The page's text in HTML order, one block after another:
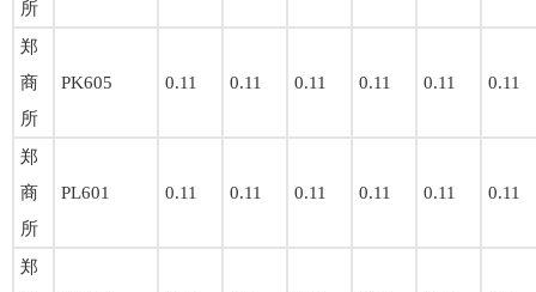
所
郑
商
所
PK605 0.11 0.11 0.11 0.11 0.11 0.11
郑
商
所
PL601 0.11 0.11 0.11 0.11 0.11 0.11
郑